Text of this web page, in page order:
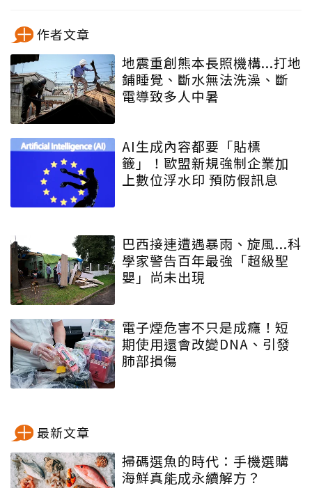
作者文章
地震重創熊本長照機構...打地
鋪睡覺、斷水無法洗澡、斷
電導致多人中暑
AI生成內容都要「貼標
籤」！歐盟新規強制企業加
上數位浮水印 預防假訊息
巴西接連遭遇暴雨、旋風...科
學家警告百年最強「超級聖
嬰」尚未出現
電子煙危害不只是成癮！短
期使用還會改變DNA、引發
肺部損傷
最新文章
掃碼選魚的時代：手機選購
海鮮真能成永續解方？